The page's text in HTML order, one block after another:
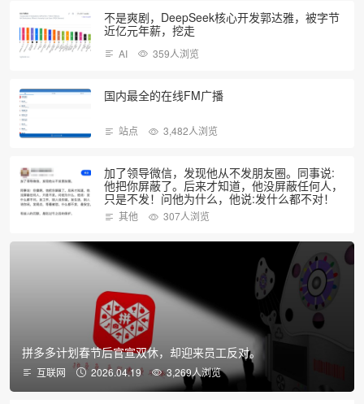
不是爽剧，DeepSeek核心开发郭达雅，被字节
近亿元年薪，挖走
AI 359人浏览
国内最全的在线FM广播
站点 3,482人浏览
加了领导微信，发现他从不发朋友圈。同事说:
他把你屏蔽了。后来才知道，他没屏蔽任何人，
只是不发！问他为什么，他说:发什么都不对！
其他 307人浏览
拼多多计划春节后官宣双休，却迎来员工反对。
互联网 2026.04.19 3,269人浏览